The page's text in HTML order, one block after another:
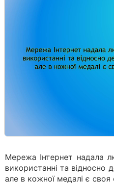
Мережа Інтернет надала
використанні та відносно
але в кожної медалі є